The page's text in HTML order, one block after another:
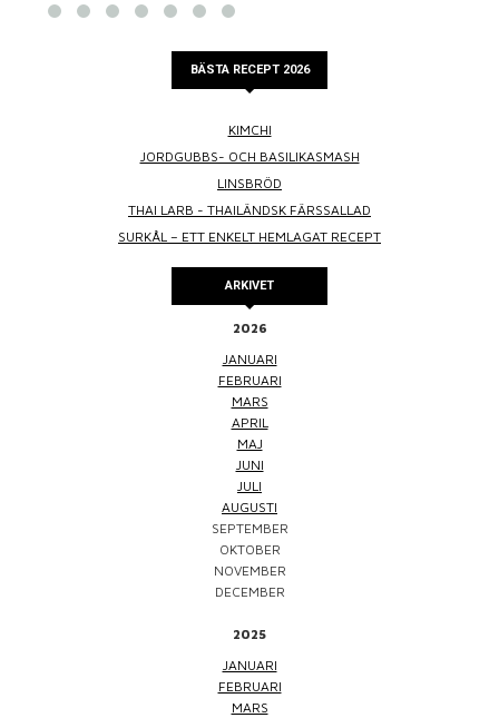
BÄSTA RECEPT 2026
KIMCHI
JORDGUBBS- OCH BASILIKASMASH
LINSBRÖD
THAI LARB - THAILÄNDSK FÄRSSALLAD
SURKÅL – ETT ENKELT HEMLAGAT RECEPT
ARKIVET
2026
JANUARI
FEBRUARI
MARS
APRIL
MAJ
JUNI
JULI
AUGUSTI
SEPTEMBER
OKTOBER
NOVEMBER
DECEMBER
2025
JANUARI
FEBRUARI
MARS